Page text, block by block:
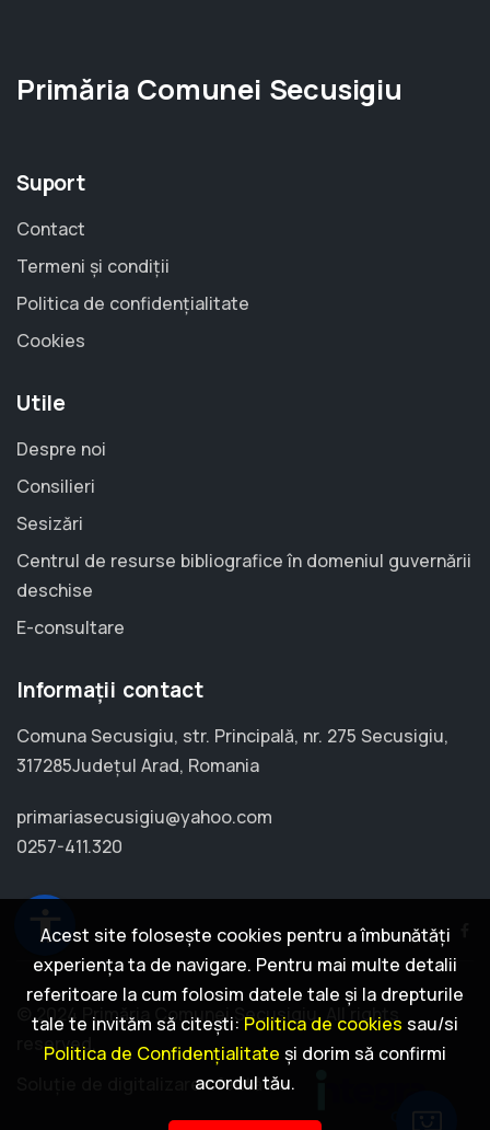
accessibility
Primăria Comunei Secusigiu
Suport
Contact
Termeni și condiții
Politica de confidențialitate
Cookies
Utile
Despre noi
Consilieri
Sesizări
Centrul de resurse bibliografice în domeniul guvernării
deschise
E-consultare
Informații contact
Comuna Secusigiu, str. Principală, nr. 275 Secusigiu,
317285Județul Arad, Romania
primariasecusigiu@yahoo.com
0257-411.320
© 2024 Primăria Comunei Secusigiu. All rights
reserved.
Soluție de digitalizare oferită de
Acest site folosește cookies pentru a îmbunătăți
experiența ta de navigare. Pentru mai multe detalii
referitoare la cum folosim datele tale și la drepturile
tale te invităm să citești: Politica de cookies sau/si
Politica de Confidențialitate și dorim să confirmi
acordul tău.